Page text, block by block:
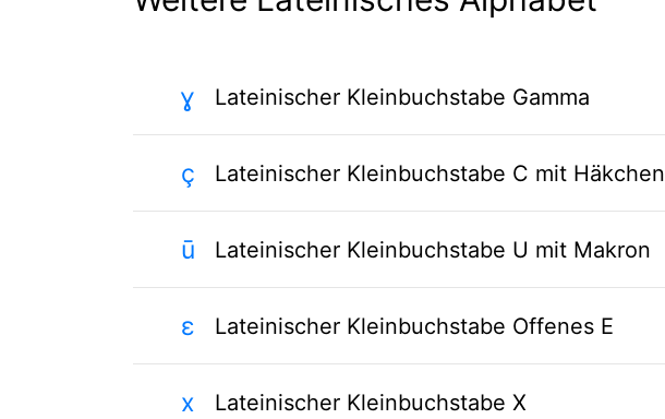
ɣ Lateinischer Kleinbuchstabe Gamma
ç Lateinischer Kleinbuchstabe C mit Häkchen
ū Lateinischer Kleinbuchstabe U mit Makron
ɛ Lateinischer Kleinbuchstabe Offenes E
x Lateinischer Kleinbuchstabe X